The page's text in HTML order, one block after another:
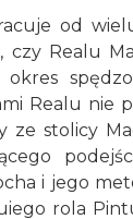
od
czy Realu
okres
Realu nie
ze stolicy
i jego
rola